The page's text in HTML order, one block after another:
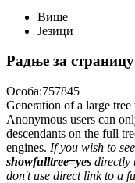
Више
Језици
Радње за страницу
Особа:757845
Generation of a large
Anonymous users can
descendants on the full
engines. If you wish to
showfulltree=yes directly
don't use direct link to a